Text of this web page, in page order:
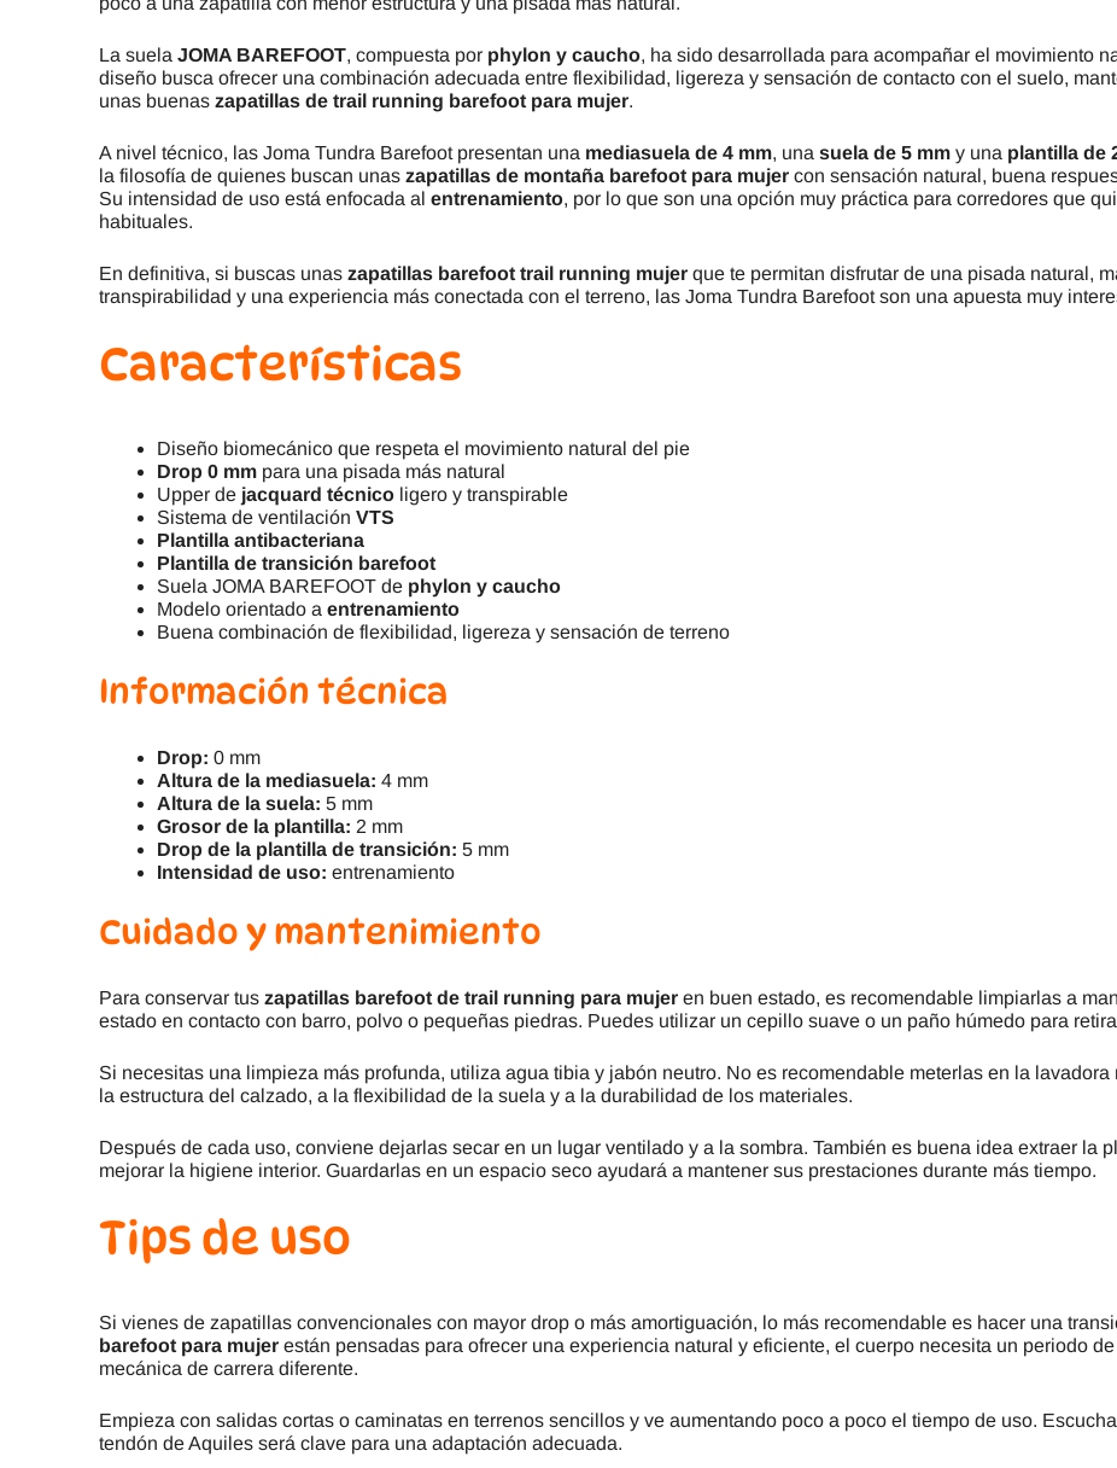
La suela JOMA BAREFOOT, compuesta por phylon y caucho, ha sido desarrollada para acompañar el movimiento
diseño busca ofrecer una combinación adecuada entre flexibilidad, ligereza y sensación de contacto con el suelo,
unas buenas zapatillas de trail running barefoot para mujer.
A nivel técnico, las Joma Tundra Barefoot presentan una mediasuela de 4 mm, una suela de 5 mm y una plantilla de
la filosofía de quienes buscan unas zapatillas de montaña barefoot para mujer con sensación natural, buena
Su intensidad de uso está enfocada al entrenamiento, por lo que son una opción muy práctica para corredores que
habituales.
En definitiva, si buscas unas zapatillas barefoot trail running mujer que te permitan disfrutar de una pisada natural,
transpirabilidad y una experiencia más conectada con el terreno, las Joma Tundra Barefoot son una apuesta muy
Características
Diseño biomecánico que respeta el movimiento natural del pie
Drop 0 mm para una pisada más natural
Upper de jacquard técnico ligero y transpirable
Sistema de ventilación VTS
Plantilla antibacteriana
Plantilla de transición barefoot
Suela JOMA BAREFOOT de phylon y caucho
Modelo orientado a entrenamiento
Buena combinación de flexibilidad, ligereza y sensación de terreno
Información técnica
Drop: 0 mm
Altura de la mediasuela: 4 mm
Altura de la suela: 5 mm
Grosor de la plantilla: 2 mm
Drop de la plantilla de transición: 5 mm
Intensidad de uso: entrenamiento
Cuidado y mantenimiento
Para conservar tus zapatillas barefoot de trail running para mujer en buen estado, es recomendable limpiarlas a
estado en contacto con barro, polvo o pequeñas piedras. Puedes utilizar un cepillo suave o un paño húmedo para
Si necesitas una limpieza más profunda, utiliza agua tibia y jabón neutro. No es recomendable meterlas en la
la estructura del calzado, a la flexibilidad de la suela y a la durabilidad de los materiales.
Después de cada uso, conviene dejarlas secar en un lugar ventilado y a la sombra. También es buena idea extraer la
mejorar la higiene interior. Guardarlas en un espacio seco ayudará a mantener sus prestaciones durante más tiempo.
Tips de uso
Si vienes de zapatillas convencionales con mayor drop o más amortiguación, lo más recomendable es hacer una
barefoot para mujer están pensadas para ofrecer una experiencia natural y eficiente, el cuerpo necesita un periodo
mecánica de carrera diferente.
Empieza con salidas cortas o caminatas en terrenos sencillos y ve aumentando poco a poco el tiempo de uso.
tendón de Aquiles será clave para una adaptación adecuada.